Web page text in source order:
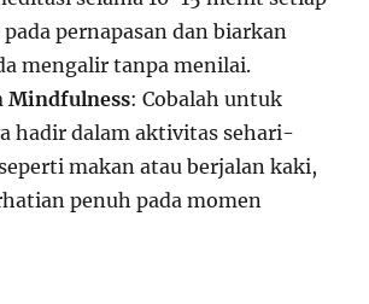
pernapasan dan biarkan
mengalir tanpa menilai.
Mindfulness: Cobalah untuk
hadir dalam aktivitas sehari-
makan atau berjalan kaki,
penuh pada momen